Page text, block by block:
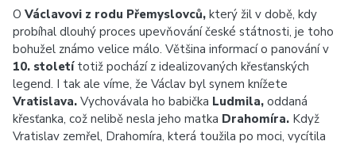
O Václavovi z rodu Přemyslovců, který žil v době, kdy
probíhal dlouhý proces upevňování české státnosti, je toho
bohužel známo velice málo. Většina informací o panování v
10. stoletítotiž pochází z idealizovaných křesťanských
legend. I tak ale víme, že Václav byl synem knížete
Vratislava. Vychovávala ho babička Ludmila, oddaná
křesťanka, což nelibě nesla jeho matka Drahomíra. Když
Vratislav zemřel, Drahomíra, která toužila po moci, vycítila